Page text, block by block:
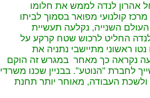
שנות ה-40, החל אהרון לנדה לממש את חלומו
קולנועי מפואר בסמוך לביתו
השנייה, נקלעה תעשיית
החליט לרכוש שטח קרקע על
ראשוני מתיישבי נתניה את
נקראה כך מאחר במגרש זה הוקם
לחברת "הנוטע". בבניין שכנו משרדי
העבודה, מאוחר יותר תחנת